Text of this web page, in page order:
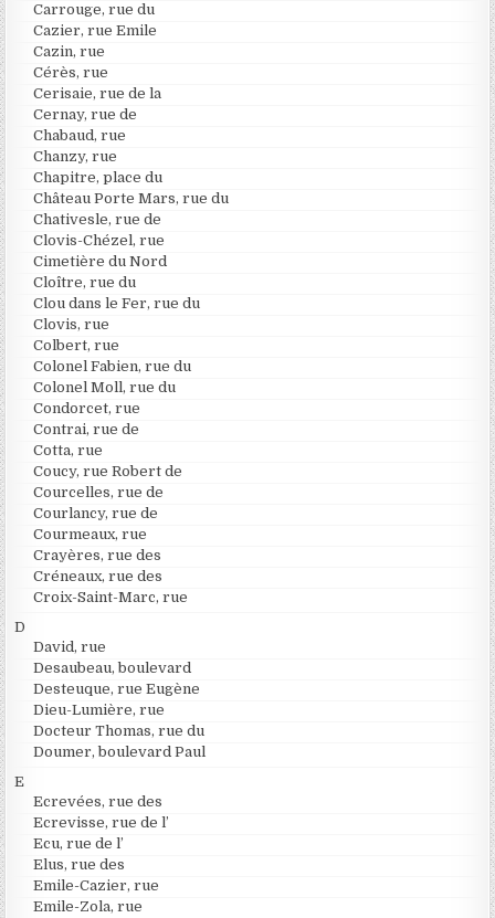
Carrouge, rue du
Cazier, rue Emile
Cazin, rue
Cérès, rue
Cerisaie, rue de la
Cernay, rue de
Chabaud, rue
Chanzy, rue
Chapitre, place du
Château Porte Mars, rue du
Chativesle, rue de
Clovis-Chézel, rue
Cimetière du Nord
Cloître, rue du
Clou dans le Fer, rue du
Clovis, rue
Colbert, rue
Colonel Fabien, rue du
Colonel Moll, rue du
Condorcet, rue
Contrai, rue de
Cotta, rue
Coucy, rue Robert de
Courcelles, rue de
Courlancy, rue de
Courmeaux, rue
Crayères, rue des
Créneaux, rue des
Croix-Saint-Marc, rue
D
David, rue
Desaubeau, boulevard
Desteuque, rue Eugène
Dieu-Lumière, rue
Docteur Thomas, rue du
Doumer, boulevard Paul
E
Ecrevées, rue des
Ecrevisse, rue de l’
Ecu, rue de l’
Elus, rue des
Emile-Cazier, rue
Emile-Zola, rue